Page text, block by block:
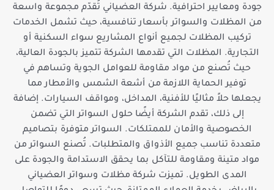
جودة ومعايير احترافية. شركة العضياني تُقدّم مجموعة واسعة
من المظلات والسواتر بأسعار تنافسية، حيث تشمل الخدمات
تركيب المظلات لجميع أنواع المشاريع سواء السكنية أو
التجارية. المظلات التي تقدمها الشركة تتميز بالجودة العالية،
حيث تُصنع من مواد مقاومة للعوامل الجوية وتساهم في
توفير الحماية اللازمة من أشعة الشمس والأمطار مما
يجعلها حلاً مثاليًا للأفنية، المداخل، ومواقف السيارات. إضافة
إلى ذلك، تقدم الشركة أيضًا حلول السواتر التي تضمن
الخصوصية والأمان للممتلكات. السواتر متوفرة بتصاميم
متعددة تناسب جميع الأذواق والمتطلبات. تُصنع السواتر من
مواد متينة ومقاومة للتآكل بما يحقق الاستدامة والجودة على
المدى الطويل. تميزت شركة مظلات وسواتر العضياني